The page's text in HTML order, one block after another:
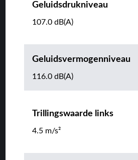
Geluidsdrukniveau
107.0 dB(A)
Geluidsvermogenniveau
116.0 dB(A)
Trillingswaarde links
4.5 m/s²